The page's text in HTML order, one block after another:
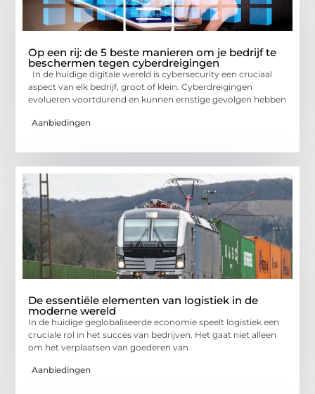
Op een rij: de 5 beste manieren om je bedrijf te
beschermen tegen cyberdreigingen
In de huidige digitale wereld is cybersecurity een cruciaal
aspect van elk bedrijf, groot of klein. Cyberdreigingen
evolueren voortdurend en kunnen ernstige gevolgen hebben
Aanbiedingen
De essentiële elementen van logistiek in de
moderne wereld
In de huidige geglobaliseerde economie speelt logistiek een
cruciale rol in het succes van bedrijven. Het gaat niet alleen
om het verplaatsen van goederen van
Aanbiedingen